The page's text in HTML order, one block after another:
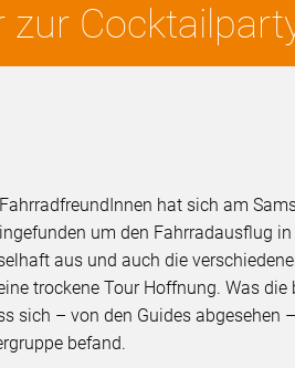
zur
hat sich am
um den Fahrradausflug
aus und auch die
trockene Tour Hoffnung. Was die
sich – von den Guides abgesehen
befand.